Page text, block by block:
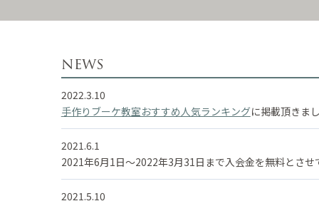
news
2022.3.10
手作りブーケ教室おすすめ人気ランキングに掲載頂きま
2021.6.1
2021年6月1日～2022年3月31日まで入会金を無料とさせ
2021.5.10